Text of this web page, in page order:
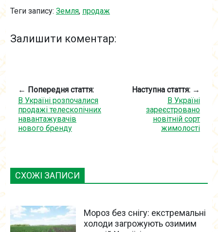
Теги запису: Земля, продаж
Залишити коментар:
← Попередня стаття:
В Україні розпочалися
продажі телескопічних
навантажувачів
нового бренду
Наступна стаття: →
В Україні
зареєстровано
новітній сорт
жимолості
СХОЖІ ЗАПИСИ
Мороз без снігу: екстремальні
холоди загрожують озимим